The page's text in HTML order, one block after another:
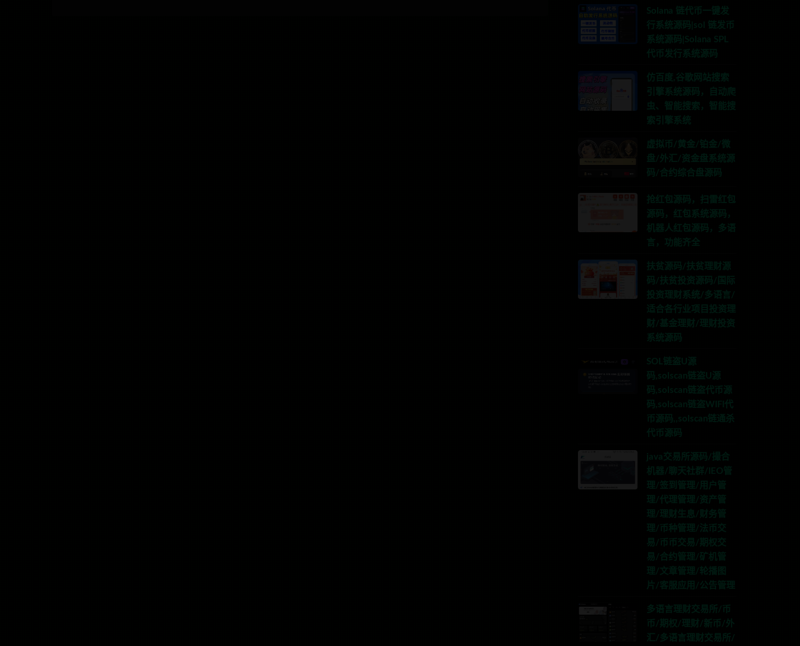
Solana 链代币一键发
行系统源码|sol 链发币
系统源码|Solana SPL
代币发行系统源码
仿百度,谷歌网站搜索
引擎系统源码，自动爬
虫、智能搜索，智能搜
索引擎系统
虚拟币/黄金/铂金/微
盘/外汇/资金盘系统源
码/合约综合盘源码
抢红包源码，扫雷红包
源码，红包系统源码，
机器人红包源码，多语
言，功能齐全
扶贫源码/扶贫理财源
码/扶贫投资源码/国际
投资理财系统/多语言/
适合各行业项目投资理
财/基金理财/理财投资
系统源码
SOL链盗U源
码,solscan链盗U源
码,solscan链盗代币源
码,solscan链盗WIFI代
币源码,,solscan链通杀
代币源码
java交易所源码/撮合
机器/聊天社群/IEO管
理/签到管理/用户管
理/代理管理/资产管
理/理财生息/财务管
理/币种管理/法币交
易/币币交易/期权交
易/合约管理/矿机管
理/文章管理/轮播图
片/客服应用/公告管理
多语言理财交易所/币
币/期权/理财/新币/外
汇/多语言理财交易所/